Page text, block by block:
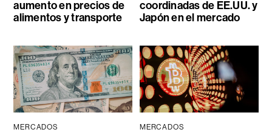
aumento en precios de
alimentos y transporte
coordinadas de EE.UU. y
Japón en el mercado
MERCADOS MERCADOS